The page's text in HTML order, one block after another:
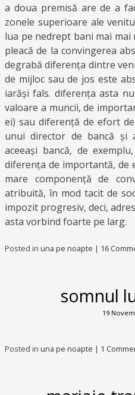
a doua premisă are de a
zonele superioare ale
lua pe nedrept bani mai
pleacă de la convingerea
degrabă diferența dintre
de mijloc sau de jos este
iarăși fals. diferența asta
valoare a muncii, de
ei) sau diferență de efort
unui director de bancă și
aceeași bancă, de
diferența de importantă, de
mare componență de
atribuită, în mod tacit de
impozit progresiv, deci,
asta vorbind foarte pe larg.
Posted in una pe noapte | 16
somnul
19
Posted in una pe noapte | 1